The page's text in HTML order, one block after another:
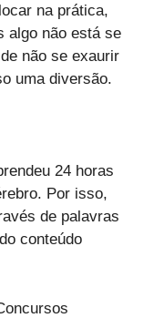
na prática,
algo não está se
não se exaurir
uma diversão.
24 horas
Por isso,
de palavras
conteúdo